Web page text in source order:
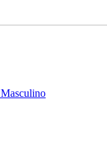
Masculino